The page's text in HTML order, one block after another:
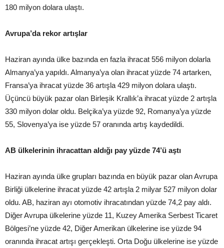
180 milyon dolara ulaştı.
Avrupa’da rekor artışlar
Haziran ayında ülke bazında en fazla ihracat 556 milyon dolarla
Almanya’ya yapıldı. Almanya’ya olan ihracat yüzde 74 artarken,
Fransa’ya ihracat yüzde 36 artışla 429 milyon dolara ulaştı.
Üçüncü büyük pazar olan Birleşik Krallık’a ihracat yüzde 2 artışla
330 milyon dolar oldu. Belçika’ya yüzde 92, Romanya’ya yüzde
55, Slovenya’ya ise yüzde 57 oranında artış kaydedildi.
AB ülkelerinin ihracattan aldığı pay yüzde 74’ü aştı
Haziran ayında ülke grupları bazında en büyük pazar olan Avrupa
Birliği ülkelerine ihracat yüzde 42 artışla 2 milyar 527 milyon dolar
oldu. AB, haziran ayı otomotiv ihracatından yüzde 74,2 pay aldı.
Diğer Avrupa ülkelerine yüzde 11, Kuzey Amerika Serbest Ticaret
Bölgesi’ne yüzde 42, Diğer Amerikan ülkelerine ise yüzde 94
oranında ihracat artışı gerçekleşti. Orta Doğu ülkelerine ise yüzde